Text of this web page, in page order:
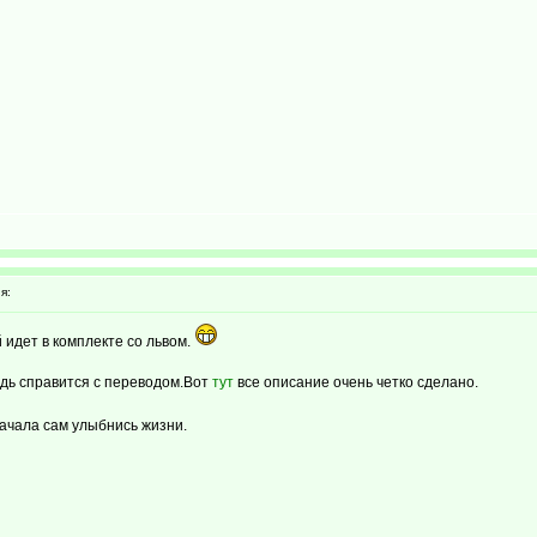
в комплекте со львом.
справится с переводом.Вот тут все описание очень четко сделано.
сам улыбнись жизни.